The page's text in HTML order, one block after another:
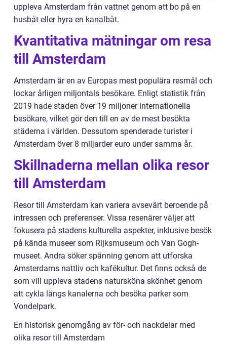
uppleva Amsterdam från vattnet genom att bo på en
husbåt eller hyra en kanalbåt.
Kvantitativa mätningar om resa
till Amsterdam
Amsterdam är en av Europas mest populära resmål och
lockar årligen miljontals besökare. Enligt statistik från
2019 hade staden över 19 miljoner internationella
besökare, vilket gör den till en av de mest besökta
städerna i världen. Dessutom spenderade turister i
Amsterdam över 8 miljarder euro under samma år.
Skillnaderna mellan olika resor
till Amsterdam
Resor till Amsterdam kan variera avsevärt beroende på
intressen och preferenser. Vissa resenärer väljer att
fokusera på stadens kulturella aspekter, inklusive besök
på kända museer som Rijksmuseum och Van Gogh-
museet. Andra söker spänning genom att utforska
Amsterdams nattliv och kafékultur. Det finns också de
som vill uppleva stadens natursköna skönhet genom
att cykla längs kanalerna och besöka parker som
Vondelpark.
En historisk genomgång av för- och nackdelar med
olika resor till Amsterdam